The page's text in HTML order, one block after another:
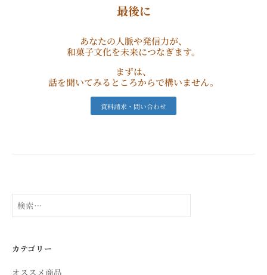
最後に
あなたの人脈や発信力が、
和菓子文化を未来につなぎます。
まずは、
話を聞いてみるところからで構いません。
資料請求・問い合わせ
検
索:
カテゴリー
オススメ商品